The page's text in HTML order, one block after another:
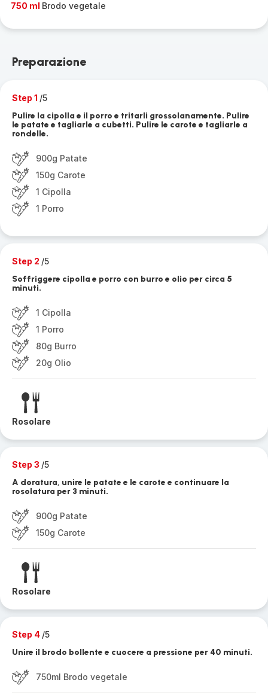
750 ml Brodo vegetale
Preparazione
Step 1 /5
Pulire la cipolla e il porro e tritarli grossolanamente. Pulire
le patate e tagliarle a cubetti. Pulire le carote e tagliarle a
rondelle.
900g Patate
150g Carote
1 Cipolla
1 Porro
Step 2 /5
Soffriggere cipolla e porro con burro e olio per circa 5
minuti.
1 Cipolla
1 Porro
80g Burro
20g Olio
Rosolare
Step 3 /5
A doratura, unire le patate e le carote e continuare la
rosolatura per 3 minuti.
900g Patate
150g Carote
Rosolare
Step 4 /5
Unire il brodo bollente e cuocere a pressione per 40 minuti.
750ml Brodo vegetale